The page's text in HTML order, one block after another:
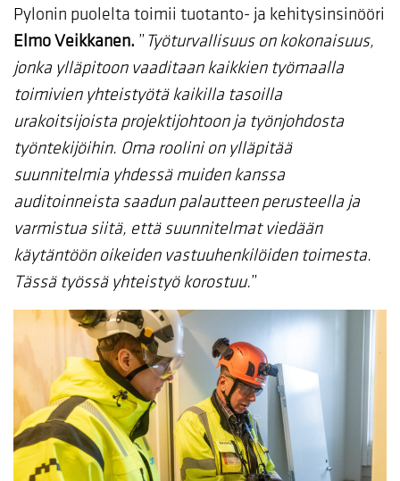
Pylonin puolelta toimii tuotanto- ja kehitysinsinööri
Elmo Veikkanen. ”Työturvallisuus on kokonaisuus,
jonka ylläpitoon vaaditaan kaikkien työmaalla
toimivien yhteistyötä kaikilla tasoilla
urakoitsijoista projektijohtoon ja työnjohdosta
työntekijöihin. Oma roolini on ylläpitää
suunnitelmia yhdessä muiden kanssa
auditoinneista saadun palautteen perusteella ja
varmistua siitä, että suunnitelmat viedään
käytäntöön oikeiden vastuuhenkilöiden toimesta.
Tässä työssä yhteistyö korostuu.”